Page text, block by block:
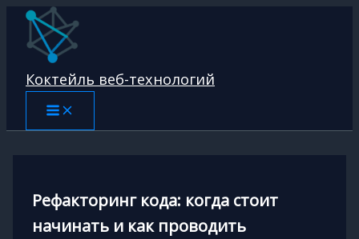
Перейти
содержимому
Коктейль веб-технологий
Рефакторинг кода: когда стоит
начинать и как проводить